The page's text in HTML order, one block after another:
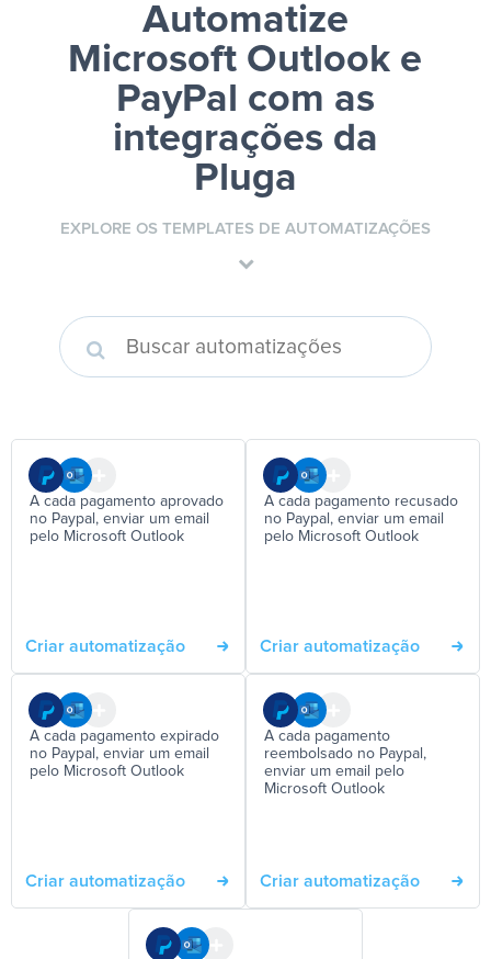
Automatize
Microsoft Outlook e
PayPal com as
integrações da
Pluga
EXPLORE OS TEMPLATES DE AUTOMATIZAÇÕES
A cada pagamento aprovado
no Paypal, enviar um email
pelo Microsoft Outlook
Criar automatização
A cada pagamento recusado
no Paypal, enviar um email
pelo Microsoft Outlook
Criar automatização
A cada pagamento expirado
no Paypal, enviar um email
pelo Microsoft Outlook
Criar automatização
A cada pagamento
reembolsado no Paypal,
enviar um email pelo
Microsoft Outlook
Criar automatização